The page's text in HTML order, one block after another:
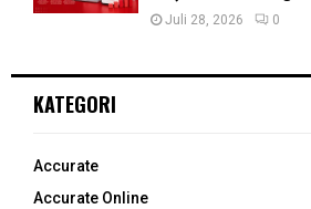
Juli 28, 2026 0
KATEGORI
Accurate
Accurate Online